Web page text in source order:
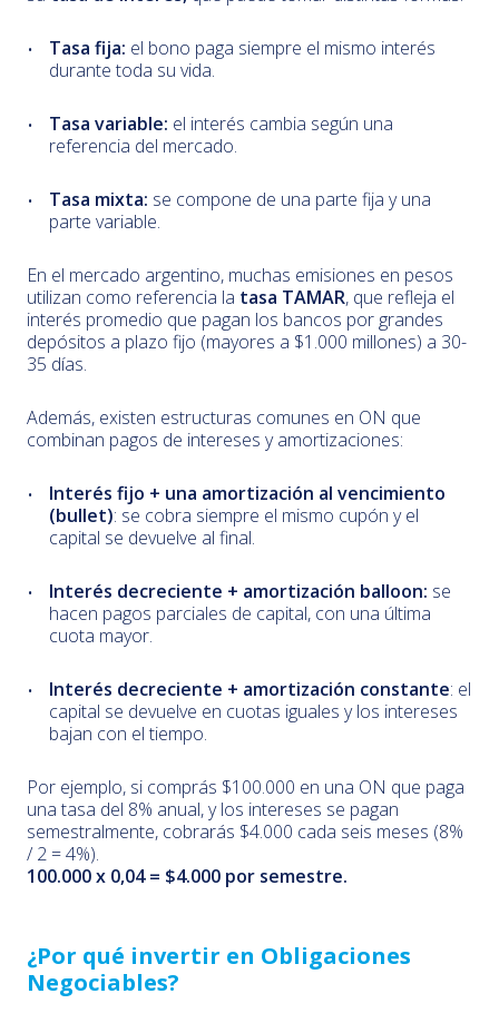
Tasa fija: el bono paga siempre el mismo interés
durante toda su vida.
Tasa variable: el interés cambia según una
referencia del mercado.
Tasa mixta: se compone de una parte fija y una
parte variable.
En el mercado argentino, muchas emisiones en pesos
utilizan como referencia la tasa TAMAR, que refleja el
interés promedio que pagan los bancos por grandes
depósitos a plazo fijo (mayores a $1.000 millones) a 30-
35 días.
Además, existen estructuras comunes en ON que
combinan pagos de intereses y amortizaciones:
Interés fijo + una amortización al vencimiento
(bullet): se cobra siempre el mismo cupón y el
capital se devuelve al final.
Interés decreciente + amortización balloon: se
hacen pagos parciales de capital, con una última
cuota mayor.
Interés decreciente + amortización constante: el
capital se devuelve en cuotas iguales y los intereses
bajan con el tiempo.
Por ejemplo, si comprás $100.000 en una ON que paga
una tasa del 8% anual, y los intereses se pagan
semestralmente, cobrarás $4.000 cada seis meses (8%
/ 2 = 4%).
100.000 x 0,04 = $4.000 por semestre.
¿Por qué invertir en Obligaciones
Negociables?